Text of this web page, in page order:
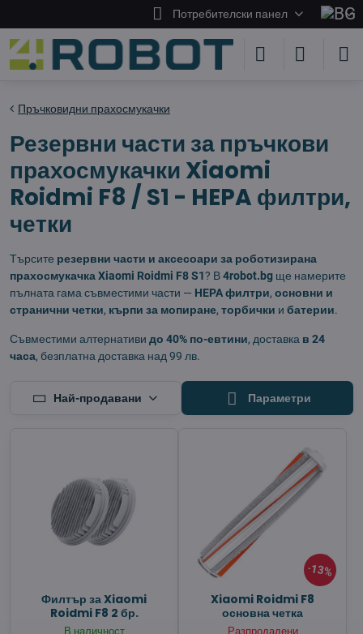
Потребителски панел
Пръчковидни прахосмукачки
Резервни части за пръчкови
прахосмукачки Xiaomi
Roidmi F8 / S1 - HEPA филтри,
четки
Търсите резервни части и аксесоари за роботизирана
прахосмукачка Xiaomi Roidmi F8 S1? В4robot.bg ще намерите
пълната гама съвместими части — HEPA филтри, основни и
странични четки, кърпи за мопиране, торбички и батерии.
Съвместими алтернативи до 40% по-евтини, доставка в 24
часа, безплатна доставка над 99 лв.
Най-продавани Параметри
Филтър за Xiaomi
Roidmi F8 2 бр.
В наличност
13%
Xiaomi Roidmi F8
основна четка
Разпродадени